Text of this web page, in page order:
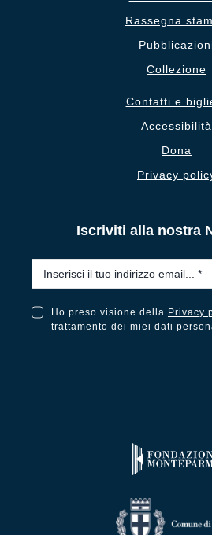
Rassegna
Collezione
Contatti e
Accessibilità
Dona
Privacy
Iscriviti alla nostra
Ho preso visione della Privacy
trattamento dei miei dati